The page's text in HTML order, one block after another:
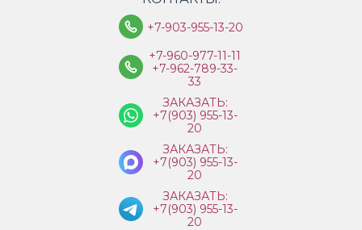
+7-903-955-13-20
+7-960-977-11-11
+7-962-789-33-
33
ЗАКАЗАТЬ:
+7(903) 955-13-
20
ЗАКАЗАТЬ:
+7(903) 955-13-
20
ЗАКАЗАТЬ:
+7(903) 955-13-
20